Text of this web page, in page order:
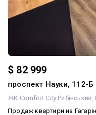
$ 82 999
проспект Науки, 112-Б
ЖК Comfort City Рибінський
Продаж квартири на